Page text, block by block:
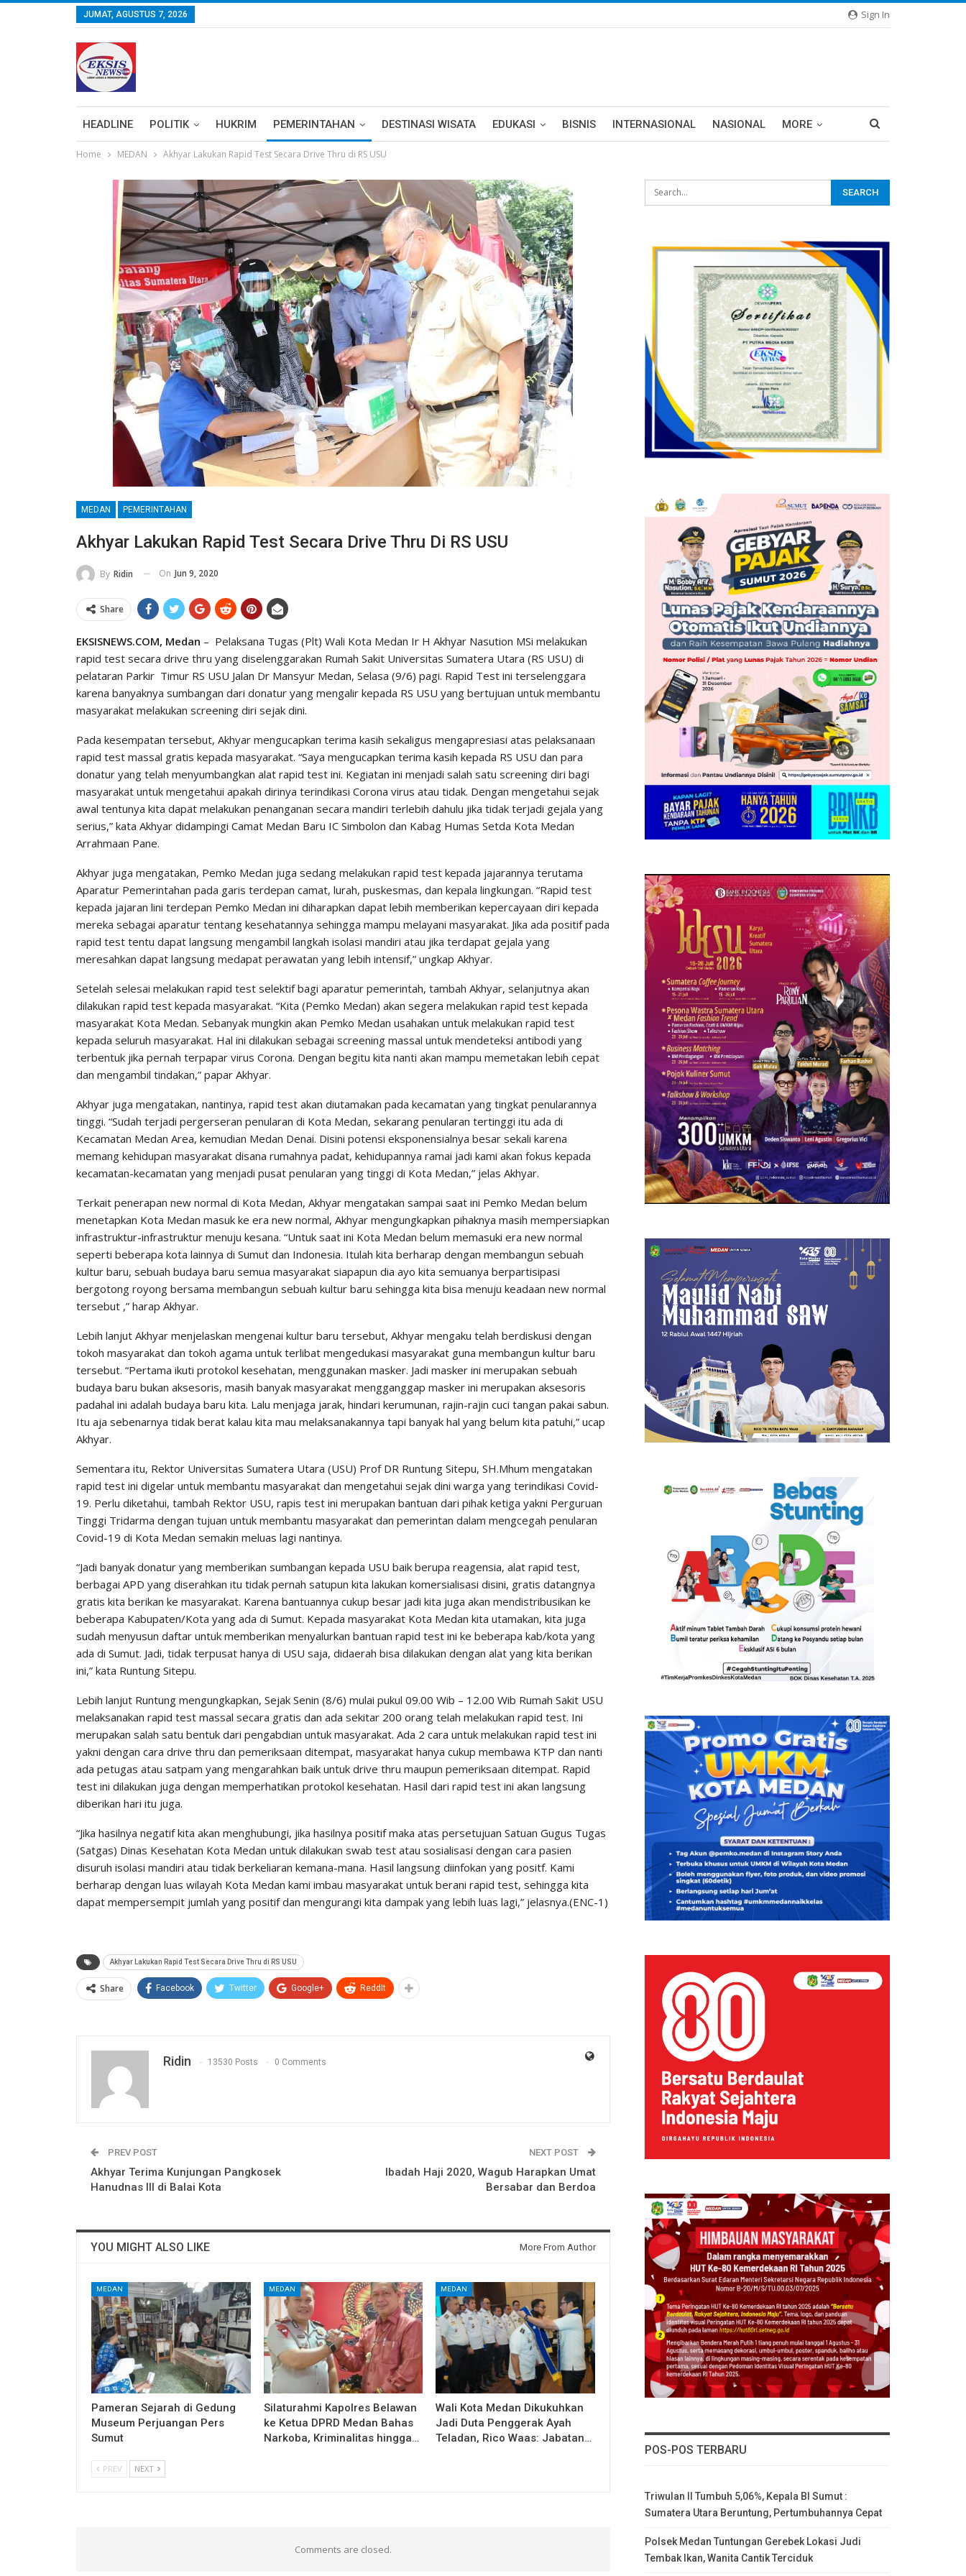
Sign In
JUMAT, AGUSTUS 7, 2026
HEADLINE POLITIK HUKRIM PEMERINTAHAN DESTINASI WISATA EDUKASI BISNIS INTERNASIONAL NASIONAL MORE
Home MEDAN Akhyar Lakukan Rapid Test Secara Drive Thru di RS USU
MEDAN PEMERINTAHAN
Akhyar Lakukan Rapid Test Secara Drive Thru Di RS USU
By Ridin On Jun 9, 2020
Share
EKSISNEWS.COM, Medan – Pelaksana Tugas (Plt) Wali Kota Medan Ir H Akhyar Nasution MSi melakukan
rapid test secara drive thru yang diselenggarakan Rumah Sakit Universitas Sumatera Utara (RS USU) di
pelataran Parkir Timur RS USU Jalan Dr Mansyur Medan, Selasa (9/6) pagi. Rapid Test ini terselenggara
karena banyaknya sumbangan dari donatur yang mengalir kepada RS USU yang bertujuan untuk membantu
masyarakat melakukan screening diri sejak dini.
Pada kesempatan tersebut, Akhyar mengucapkan terima kasih sekaligus mengapresiasi atas pelaksanaan
rapid test massal gratis kepada masyarakat. “Saya mengucapkan terima kasih kepada RS USU dan para
donatur yang telah menyumbangkan alat rapid test ini. Kegiatan ini menjadi salah satu screening diri bagi
masyarakat untuk mengetahui apakah dirinya terindikasi Corona virus atau tidak. Dengan mengetahui sejak
awal tentunya kita dapat melakukan penanganan secara mandiri terlebih dahulu jika tidak terjadi gejala yang
serius,” kata Akhyar didampingi Camat Medan Baru IC Simbolon dan Kabag Humas Setda Kota Medan
Arrahmaan Pane.
Akhyar juga mengatakan, Pemko Medan juga sedang melakukan rapid test kepada jajarannya terutama
Aparatur Pemerintahan pada garis terdepan camat, lurah, puskesmas, dan kepala lingkungan. “Rapid test
kepada jajaran lini terdepan Pemko Medan ini diharapkan dapat lebih memberikan kepercayaan diri kepada
mereka sebagai aparatur tentang kesehatannya sehingga mampu melayani masyarakat. Jika ada positif pada
rapid test tentu dapat langsung mengambil langkah isolasi mandiri atau jika terdapat gejala yang
meresahkan dapat langsung medapat perawatan yang lebih intensif,” ungkap Akhyar.
Setelah selesai melakukan rapid test selektif bagi aparatur pemerintah, tambah Akhyar, selanjutnya akan
dilakukan rapid test kepada masyarakat. “Kita (Pemko Medan) akan segera melakukan rapid test kepada
masyarakat Kota Medan. Sebanyak mungkin akan Pemko Medan usahakan untuk melakukan rapid test
kepada seluruh masyarakat. Hal ini dilakukan sebagai screening massal untuk mendeteksi antibodi yang
terbentuk jika pernah terpapar virus Corona. Dengan begitu kita nanti akan mampu memetakan lebih cepat
dan mengambil tindakan,” papar Akhyar.
Akhyar juga mengatakan, nantinya, rapid test akan diutamakan pada kecamatan yang tingkat penularannya
tinggi. “Sudah terjadi pergerseran penularan di Kota Medan, sekarang penularan tertinggi itu ada di
Kecamatan Medan Area, kemudian Medan Denai. Disini potensi eksponensialnya besar sekali karena
memang kehidupan masyarakat disana rumahnya padat, kehidupannya ramai jadi kami akan fokus kepada
kecamatan-kecamatan yang menjadi pusat penularan yang tinggi di Kota Medan,” jelas Akhyar.
Terkait penerapan new normal di Kota Medan, Akhyar mengatakan sampai saat ini Pemko Medan belum
menetapkan Kota Medan masuk ke era new normal, Akhyar mengungkapkan pihaknya masih mempersiapkan
infrastruktur-infrastruktur menuju kesana. “Untuk saat ini Kota Medan belum memasuki era new normal
seperti beberapa kota lainnya di Sumut dan Indonesia. Itulah kita berharap dengan membangun sebuah
kultur baru, sebuah budaya baru semua masyarakat siapapun dia ayo kita semuanya berpartisipasi
bergotong royong bersama membangun sebuah kultur baru sehingga kita bisa menuju keadaan new normal
tersebut ,” harap Akhyar.
Lebih lanjut Akhyar menjelaskan mengenai kultur baru tersebut, Akhyar mengaku telah berdiskusi dengan
tokoh masyarakat dan tokoh agama untuk terlibat mengedukasi masyarakat guna membangun kultur baru
tersebut. “Pertama ikuti protokol kesehatan, menggunakan masker. Jadi masker ini merupakan sebuah
budaya baru bukan aksesoris, masih banyak masyarakat mengganggap masker ini merupakan aksesoris
padahal ini adalah budaya baru kita. Lalu menjaga jarak, hindari kerumunan, rajin-rajin cuci tangan pakai sabun.
Itu aja sebenarnya tidak berat kalau kita mau melaksanakannya tapi banyak hal yang belum kita patuhi,” ucap
Akhyar.
Sementara itu, Rektor Universitas Sumatera Utara (USU) Prof DR Runtung Sitepu, SH.Mhum mengatakan
rapid test ini digelar untuk membantu masyarakat dan mengetahui sejak dini warga yang terindikasi Covid-
19. Perlu diketahui, tambah Rektor USU, rapis test ini merupakan bantuan dari pihak ketiga yakni Perguruan
Tinggi Tridarma dengan tujuan untuk membantu masyarakat dan pemerintan dalam mengcegah penularan
Covid-19 di Kota Medan semakin meluas lagi nantinya.
“Jadi banyak donatur yang memberikan sumbangan kepada USU baik berupa reagensia, alat rapid test,
berbagai APD yang diserahkan itu tidak pernah satupun kita lakukan komersialisasi disini, gratis datangnya
gratis kita berikan ke masyarakat. Karena bantuannya cukup besar jadi kita juga akan mendistribusikan ke
beberapa Kabupaten/Kota yang ada di Sumut. Kepada masyarakat Kota Medan kita utamakan, kita juga
sudah menyusun daftar untuk memberikan menyalurkan bantuan rapid test ini ke beberapa kab/kota yang
ada di Sumut. Jadi, tidak terpusat hanya di USU saja, didaerah bisa dilakukan dengan alat yang kita berikan
ini,” kata Runtung Sitepu.
Lebih lanjut Runtung mengungkapkan, Sejak Senin (8/6) mulai pukul 09.00 Wib – 12.00 Wib Rumah Sakit USU
melaksanakan rapid test massal secara gratis dan ada sekitar 200 orang telah melakukan rapid test. Ini
merupakan salah satu bentuk dari pengabdian untuk masyarakat. Ada 2 cara untuk melakukan rapid test ini
yakni dengan cara drive thru dan pemeriksaan ditempat, masyarakat hanya cukup membawa KTP dan nanti
ada petugas atau satpam yang mengarahkan baik untuk drive thru maupun pemeriksaan ditempat. Rapid
test ini dilakukan juga dengan memperhatikan protokol kesehatan. Hasil dari rapid test ini akan langsung
diberikan hari itu juga.
“Jika hasilnya negatif kita akan menghubungi, jika hasilnya positif maka atas persetujuan Satuan Gugus Tugas
(Satgas) Dinas Kesehatan Kota Medan untuk dilakukan swab test atau sosialisasi dengan cara pasien
disuruh isolasi mandiri atau tidak berkeliaran kemana-mana. Hasil langsung diinfokan yang positf. Kami
berharap dengan luas wilayah Kota Medan kami imbau masyarakat untuk berani rapid test, sehingga kita
dapat mempersempit jumlah yang positif dan mengurangi kita dampak yang lebih luas lagi,” jelasnya.(ENC-1)
Akhyar Lakukan Rapid Test Secara Drive Thru di RS USU
Share Facebook Twitter Google+ ReddIt
Ridin 13530 Posts 0 Comments
PREV POST
Akhyar Terima Kunjungan Pangkosek
Hanudnas III di Balai Kota
NEXT POST
Ibadah Haji 2020, Wagub Harapkan Umat
Bersabar dan Berdoa
YOU MIGHT ALSO LIKE More From Author
MEDAN
Pameran Sejarah di Gedung
Museum Perjuangan Pers
Sumut
MEDAN
Silaturahmi Kapolres Belawan
ke Ketua DPRD Medan Bahas
Narkoba, Kriminalitas hingga…
MEDAN
Wali Kota Medan Dikukuhkan
Jadi Duta Penggerak Ayah
Teladan, Rico Waas: Jabatan…
PREV NEXT
Comments are closed.
POS-POS TERBARU
Triwulan II Tumbuh 5,06%, Kepala BI Sumut :
Sumatera Utara Beruntung, Pertumbuhannya Cepat
Polsek Medan Tuntungan Gerebek Lokasi Judi
Tembak Ikan, Wanita Cantik Terciduk